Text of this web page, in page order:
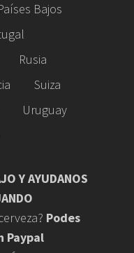
Bajos
Rusia
Suiza
Uruguay
Y AYUDANOS
Podes
Paypal